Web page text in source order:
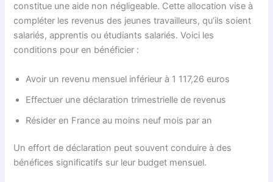
constitue une aide non négligeable. Cette allocation vise à
compléter les revenus des jeunes travailleurs, qu’ils soient
salariés, apprentis ou étudiants salariés. Voici les
conditions pour en bénéficier :
Avoir un revenu mensuel inférieur à 1 117,26 euros
Effectuer une déclaration trimestrielle de revenus
Résider en France au moins neuf mois par an
Un effort de déclaration peut souvent conduire à des
bénéfices significatifs sur leur budget mensuel.